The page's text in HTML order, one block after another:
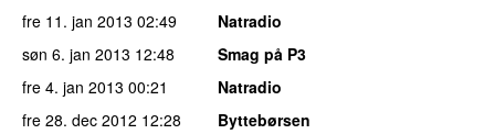
fre 11. jan 2013 02:49
Natradio
søn 6. jan 2013 12:48
Smag på P3
fre 4. jan 2013 00:21
Natradio
fre 28. dec 2012 12:28
Byttebørsen